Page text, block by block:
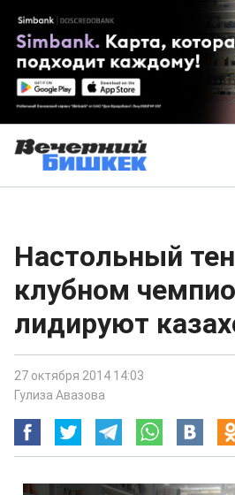
Настольный
клубном
лидируют
27 октября 2014 14:03
Гулиза Авазова